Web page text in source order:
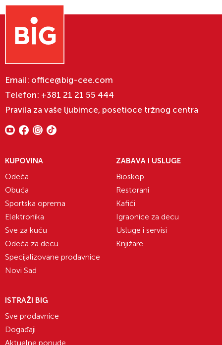
Email: office@big-cee.com
Telefon: +381 21 21 55 444
Pravila za vaše ljubimce, posetioce tržnog centra
KUPOVINA
Odeća
Obuća
Sportska oprema
Elektronika
Sve za kuću
Odeća za decu
Specijalizovane prodavnice
Novi Sad
ZABAVA I USLUGE
Bioskop
Restorani
Kafići
Igraonice za decu
Usluge i servisi
Knjižare
ISTRAŽI BIG
Sve prodavnice
Događaji
Aktuelne ponude